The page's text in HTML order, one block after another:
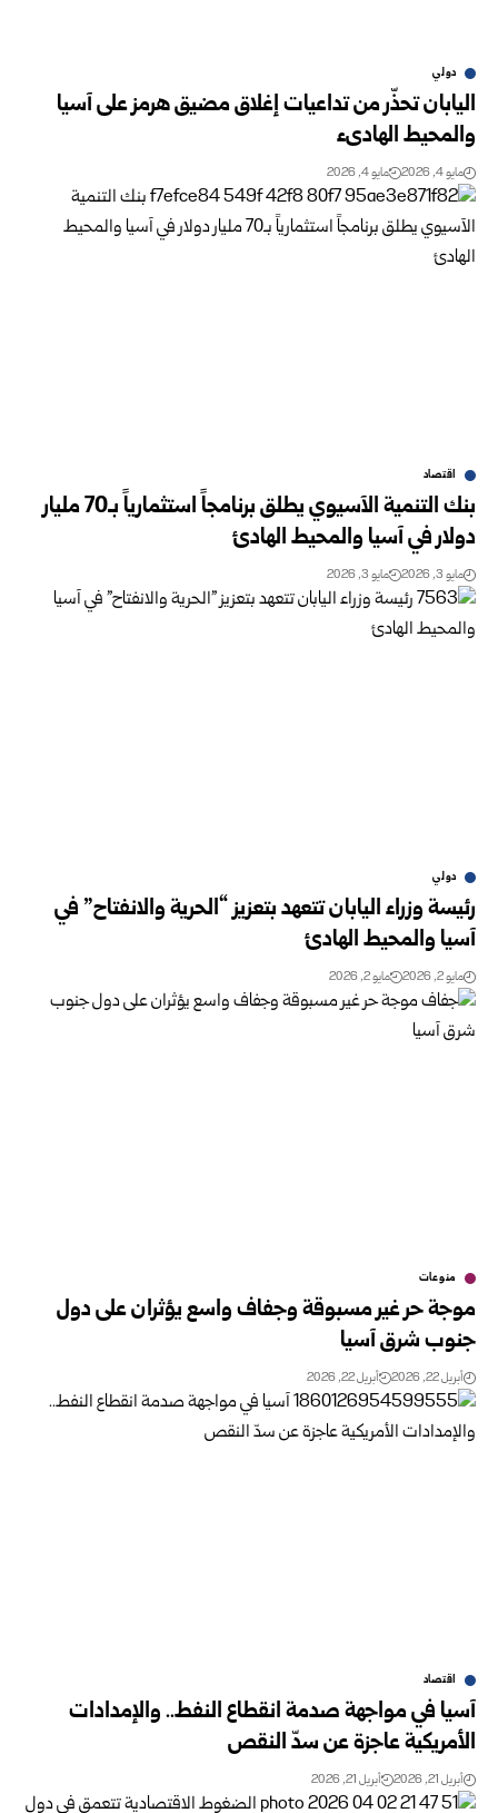
دولي
اليابان تحذّر من تداعيات إغلاق مضيق هرمز على آسيا
والمحيط الهادىء
مايو 4, 2026 مايو 4, 2026
اقتصاد
بنك التنمية الآسيوي يطلق برنامجاً استثمارياً بـ70 مليار
دولار في آسيا والمحيط الهادئ
مايو 3, 2026 مايو 3, 2026
دولي
رئيسة وزراء اليابان تتعهد بتعزيز “الحرية والانفتاح” في
آسيا والمحيط الهادئ
مايو 2, 2026 مايو 2, 2026
منوعات
موجة حر غير مسبوقة وجفاف واسع يؤثران على دول
جنوب شرق آسيا
أبريل 22, 2026 أبريل 22, 2026
اقتصاد
آسيا في مواجهة صدمة انقطاع النفط.. والإمدادات
الأمريكية عاجزة عن سدّ النقص
أبريل 21, 2026 أبريل 21, 2026